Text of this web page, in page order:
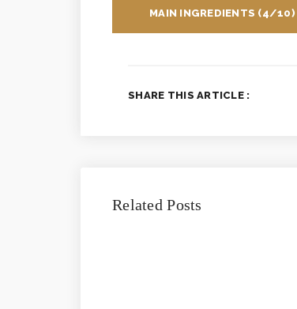
MAIN INGREDIENTS (4/10)
SHARE THIS ARTICLE :
Related Posts